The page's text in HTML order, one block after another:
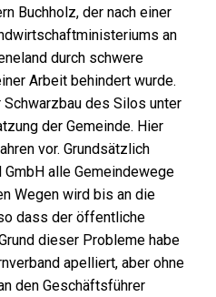
Buchholz, der nach einer
an
durch schwere
Arbeit behindert wurde.
des Silos unter
der Gemeinde. Hier
vor. Grundsätzlich
alle Gemeindewege
Wegen wird bis an die
dass der öffentliche
dieser Probleme habe
apelliert, aber ohne
den Geschäftsführer